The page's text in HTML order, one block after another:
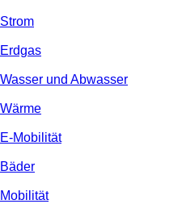
Strom
Erdgas
Wasser und Abwasser
Wärme
E-Mobilität
Bäder
Mobilität